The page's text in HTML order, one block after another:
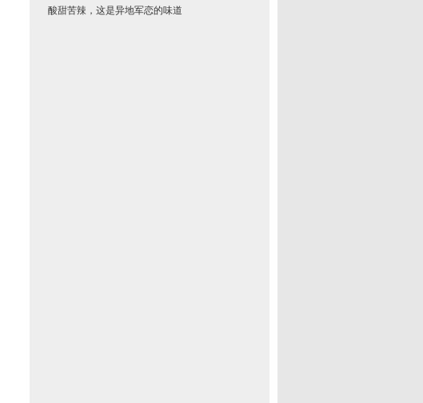
酸甜苦辣，这是异地军恋的味道